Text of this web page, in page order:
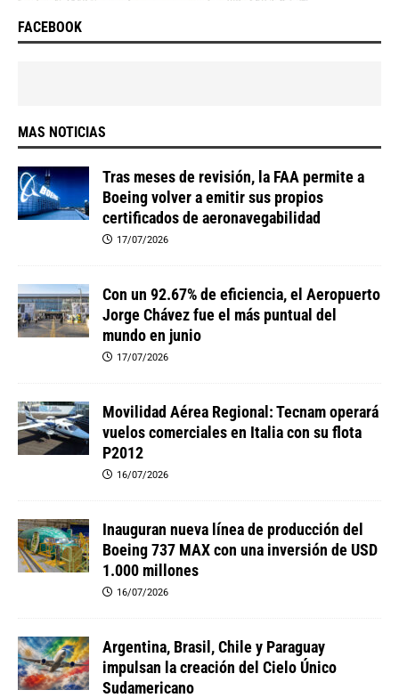
FACEBOOK
MAS NOTICIAS
Tras meses de revisión, la FAA permite a
Boeing volver a emitir sus propios
certificados de aeronavegabilidad
17/07/2026
Con un 92.67% de eficiencia, el Aeropuerto
Jorge Chávez fue el más puntual del
mundo en junio
17/07/2026
Movilidad Aérea Regional: Tecnam operará
vuelos comerciales en Italia con su flota
P2012
16/07/2026
Inauguran nueva línea de producción del
Boeing 737 MAX con una inversión de USD
1.000 millones
16/07/2026
Argentina, Brasil, Chile y Paraguay
impulsan la creación del Cielo Único
Sudamericano